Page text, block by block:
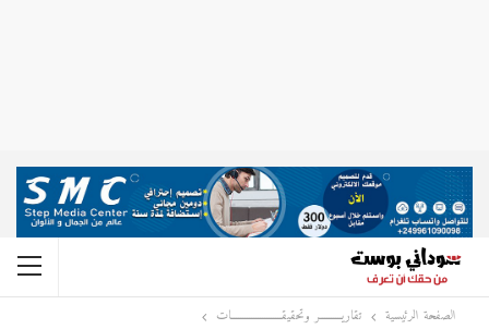
الصفحة الرئيسية تقاريــــــــــر وتحقيقـــــــــــــــــــــــات